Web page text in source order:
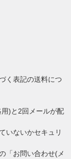
く表記の送料につ
)と2回メールが配
いないかセキュリ
「お問い合わせ(メ